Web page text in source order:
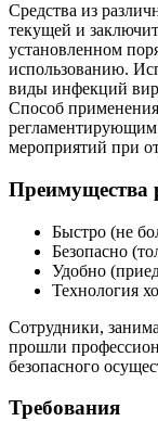
Средства из
текущей и
установленном
использованию.
виды инфекций
Способ
мероприятий при
Преимущества
Быстро (не
Безопасно
Удобно
Технология
Сотрудники,
прошли
безопасного
Требования